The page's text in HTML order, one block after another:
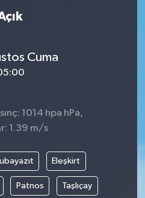
Cuma
1014 hpa hPa,
1.39 m/s
Eleşkirt
Patnos Taşlıçay